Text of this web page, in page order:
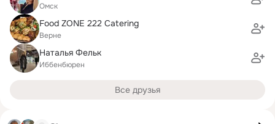
Омск
Food ZONE 222 Catering
Верне
Наталья Фельк
Иббенбюрен
Все друзья